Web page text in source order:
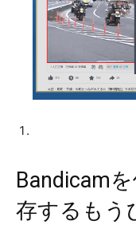
Bandicam
存するもう